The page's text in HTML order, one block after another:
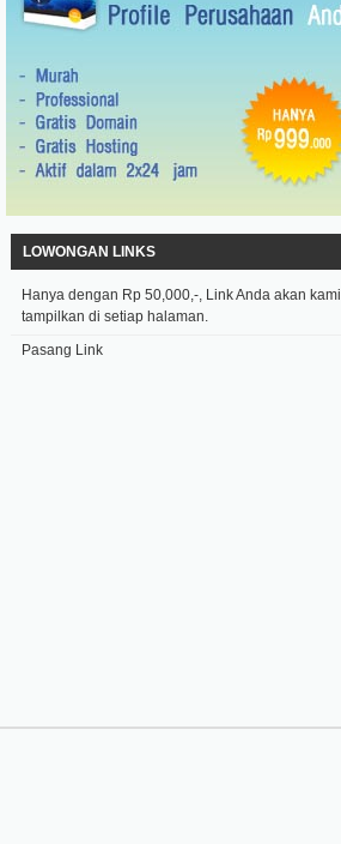
LOWONGAN LINKS
Hanya dengan Rp 50,000,-, Link Anda akan kami
tampilkan di setiap halaman.
Pasang Link